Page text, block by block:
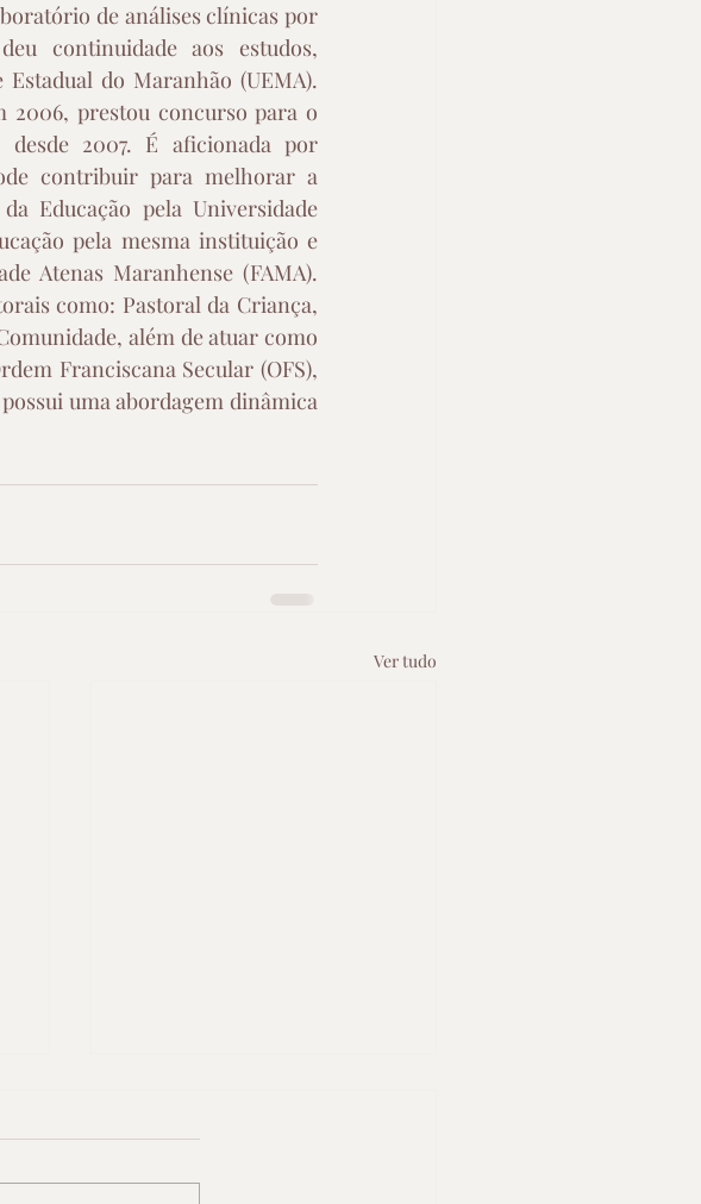
de análises clínicas por
continuidade aos estudos,
do Maranhão (UEMA).
2006, prestou concurso para o
desde 2007. É aficionada por
contribuir para melhorar a
Educação pela Universidade
pela mesma instituição e
Atenas Maranhense (FAMA).
como: Pastoral da Criança,
além de atuar como
Franciscana Secular (OFS),
uma abordagem dinâmica
Ver tudo